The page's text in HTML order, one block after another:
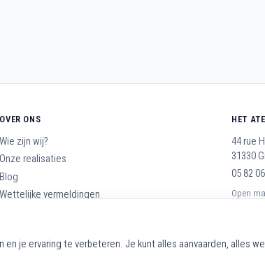
OVER ONS
Wie zijn wij?
Onze realisaties
Blog
Wettelijke vermeldingen
HET
44 rue
31330
05 82
Open
en je ervaring te verbeteren. Je kunt alles aanvaarden, alles